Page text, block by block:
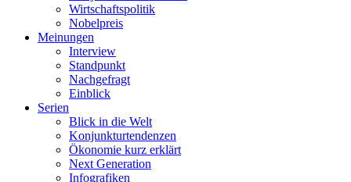
Wirtschaftspolitik
Nobelpreis
Meinungen
Interview
Standpunkt
Nachgefragt
Einblick
Serien
Blick in die Welt
Konjunkturtendenzen
Ökonomie kurz erklärt
Next Generation
Infografiken